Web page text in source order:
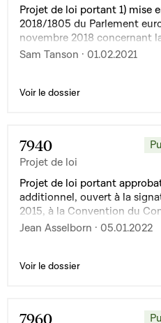
Projet de loi portant 1) mise
2018/1805 du Parlement
novembre 2018 concernant
des décisions de gel et des
européen et du Conseil du 3
l'entraide judiciaire
Sam Tanson · 01.02.2021
Voir le dossier
7940
Projet de loi
Projet de loi portant
additionnel, ouvert à la
2015, à la Convention du
prévention du terrorisme,
Jean Asselborn · 05.01.2022
Voir le dossier
7960